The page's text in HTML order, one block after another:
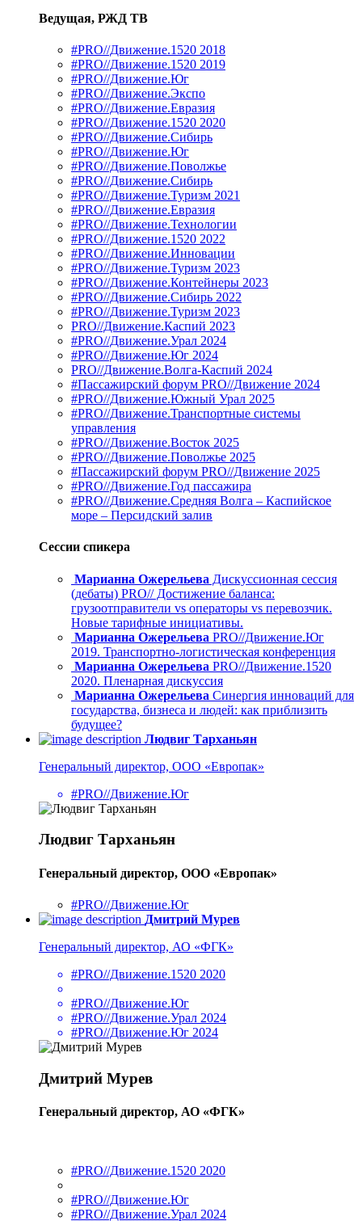
Ведущая, РЖД ТВ
#PRO//Движение.1520 2018
#PRO//Движение.1520 2019
#PRO//Движение.Юг
#PRO//Движение.Экспо
#PRO//Движение.Евразия
#PRO//Движение.1520 2020
#PRO//Движение.Сибирь
#PRO//Движение.Юг
#PRO//Движение.Поволжье
#PRO//Движение.Сибирь
#PRO//Движение.Туризм 2021
#PRO//Движение.Евразия
#PRO//Движение.Технологии
#PRO//Движение.1520 2022
#PRO//Движение.Инновации
#PRO//Движение.Туризм 2023
#PRO//Движение.Контейнеры 2023
#PRO//Движение.Сибирь 2022
#PRO//Движение.Туризм 2023
PRO//Движение.Каспий 2023
#PRO//Движение.Урал 2024
#PRO//Движение.Юг 2024
PRO//Движение.Волга-Каспий 2024
#Пассажирский форум PRO//Движение 2024
#PRO//Движение.Южный Урал 2025
#PRO//Движение.Транспортные системы
управления
#PRO//Движение.Восток 2025
#PRO//Движение.Поволжье 2025
#Пассажирский форум PRO//Движение 2025
#PRO//Движение.Год пассажира
#PRO//Движение.Средняя Волга – Каспийское
море – Персидский залив
Сессии спикера
Марианна Ожерельева Дискуссионная сессия
(дебаты) PRO// Достижение баланса:
грузоотправители vs операторы vs перевозчик.
Новые тарифные инициативы.
Марианна Ожерельева PRO//Движение.Юг
2019. Транспортно-логистическая конференция
Марианна Ожерельева PRO//Движение.1520
2020. Пленарная дискуссия
Марианна Ожерельева Синергия инноваций для
государства, бизнеса и людей: как приблизить
будущее?
Людвиг Тарханьян
Генеральный директор, ООО «Европак»
#PRO//Движение.Юг
Людвиг Тарханьян
Генеральный директор, ООО «Европак»
#PRO//Движение.Юг
Дмитрий Мурев
Генеральный директор, АО «ФГК»
#PRO//Движение.1520 2020
#PRO//Движение.Юг
#PRO//Движение.Урал 2024
#PRO//Движение.Юг 2024
Дмитрий Мурев
Генеральный директор, АО «ФГК»
#PRO//Движение.1520 2020
#PRO//Движение.Юг
#PRO//Движение.Урал 2024